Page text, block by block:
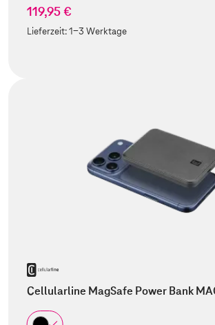
119,95 €
Lieferzeit:1-3 Werktage
Cellularline MagSafe Power Bank